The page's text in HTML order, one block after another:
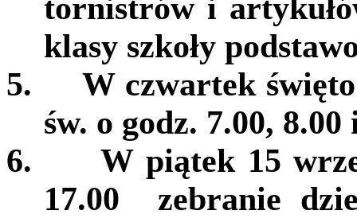
tornistrów i
klasy szkoły
5.
W czwartek
św. o godz. 7.00, 8.00
6.
W piątek 15
17.00 zebranie